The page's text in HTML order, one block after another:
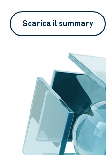
Scarica il summary